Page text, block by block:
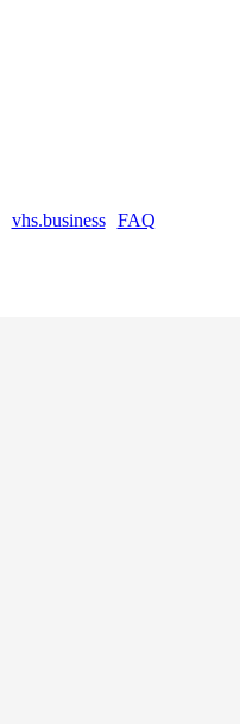
vhs.business FAQ